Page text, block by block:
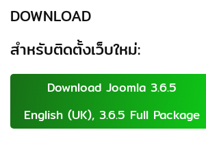
DOWNLOAD
สำหรับติดตั้งเว็บใหม่:
Download Joomla 3.6.5
English (UK), 3.6.5 Full Package